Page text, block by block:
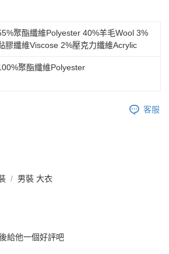
聚酯纖維Polyester 40%羊毛Wool 3%
膠纖維Viscose 2%壓克力纖維Acrylic
聚酯纖維Polyester
客服
男裝 大衣
給他一個好評吧